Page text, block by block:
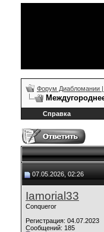
Форум Диабломании
Справка
07.05.2026, 02:26
Iamorial33
Conqueror
Регистрация: 04.07.2023
Сообщений: 185